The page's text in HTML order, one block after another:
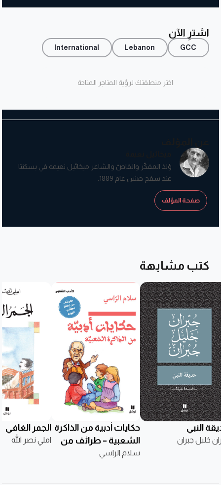
اشترِ الآن
GCC
Lebanon
International
اختر منطقتك لرؤية المتاجر المتاحة
وُلدَ المفكّر والقاصّ والشاعر ميخائيل نعيمه في بسكنتا
عند سفح صنين عام 1889.
صفحة المؤلف
كتب مشابهة
النبي
خليل جبران
حكايات أدبية من الذاكرة
الشعبية – طرائف من
تراثنا لطلاب اليوم
سلام الراسي
الجمر الغافي
املي نصر الله